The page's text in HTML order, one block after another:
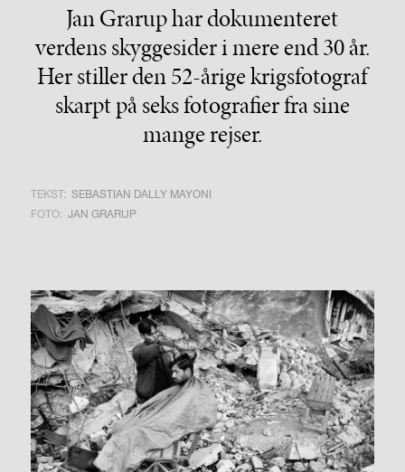
Jan Grarup har dokumenteret
verdens skyggesider i mere end 30 år.
Her stiller den 52-årige krigsfotograf
skarpt på seks fotografier fra sine
mange rejser.
TEKST: SEBASTIAN DALLY MAYONI
FOTO: JAN GRARUP